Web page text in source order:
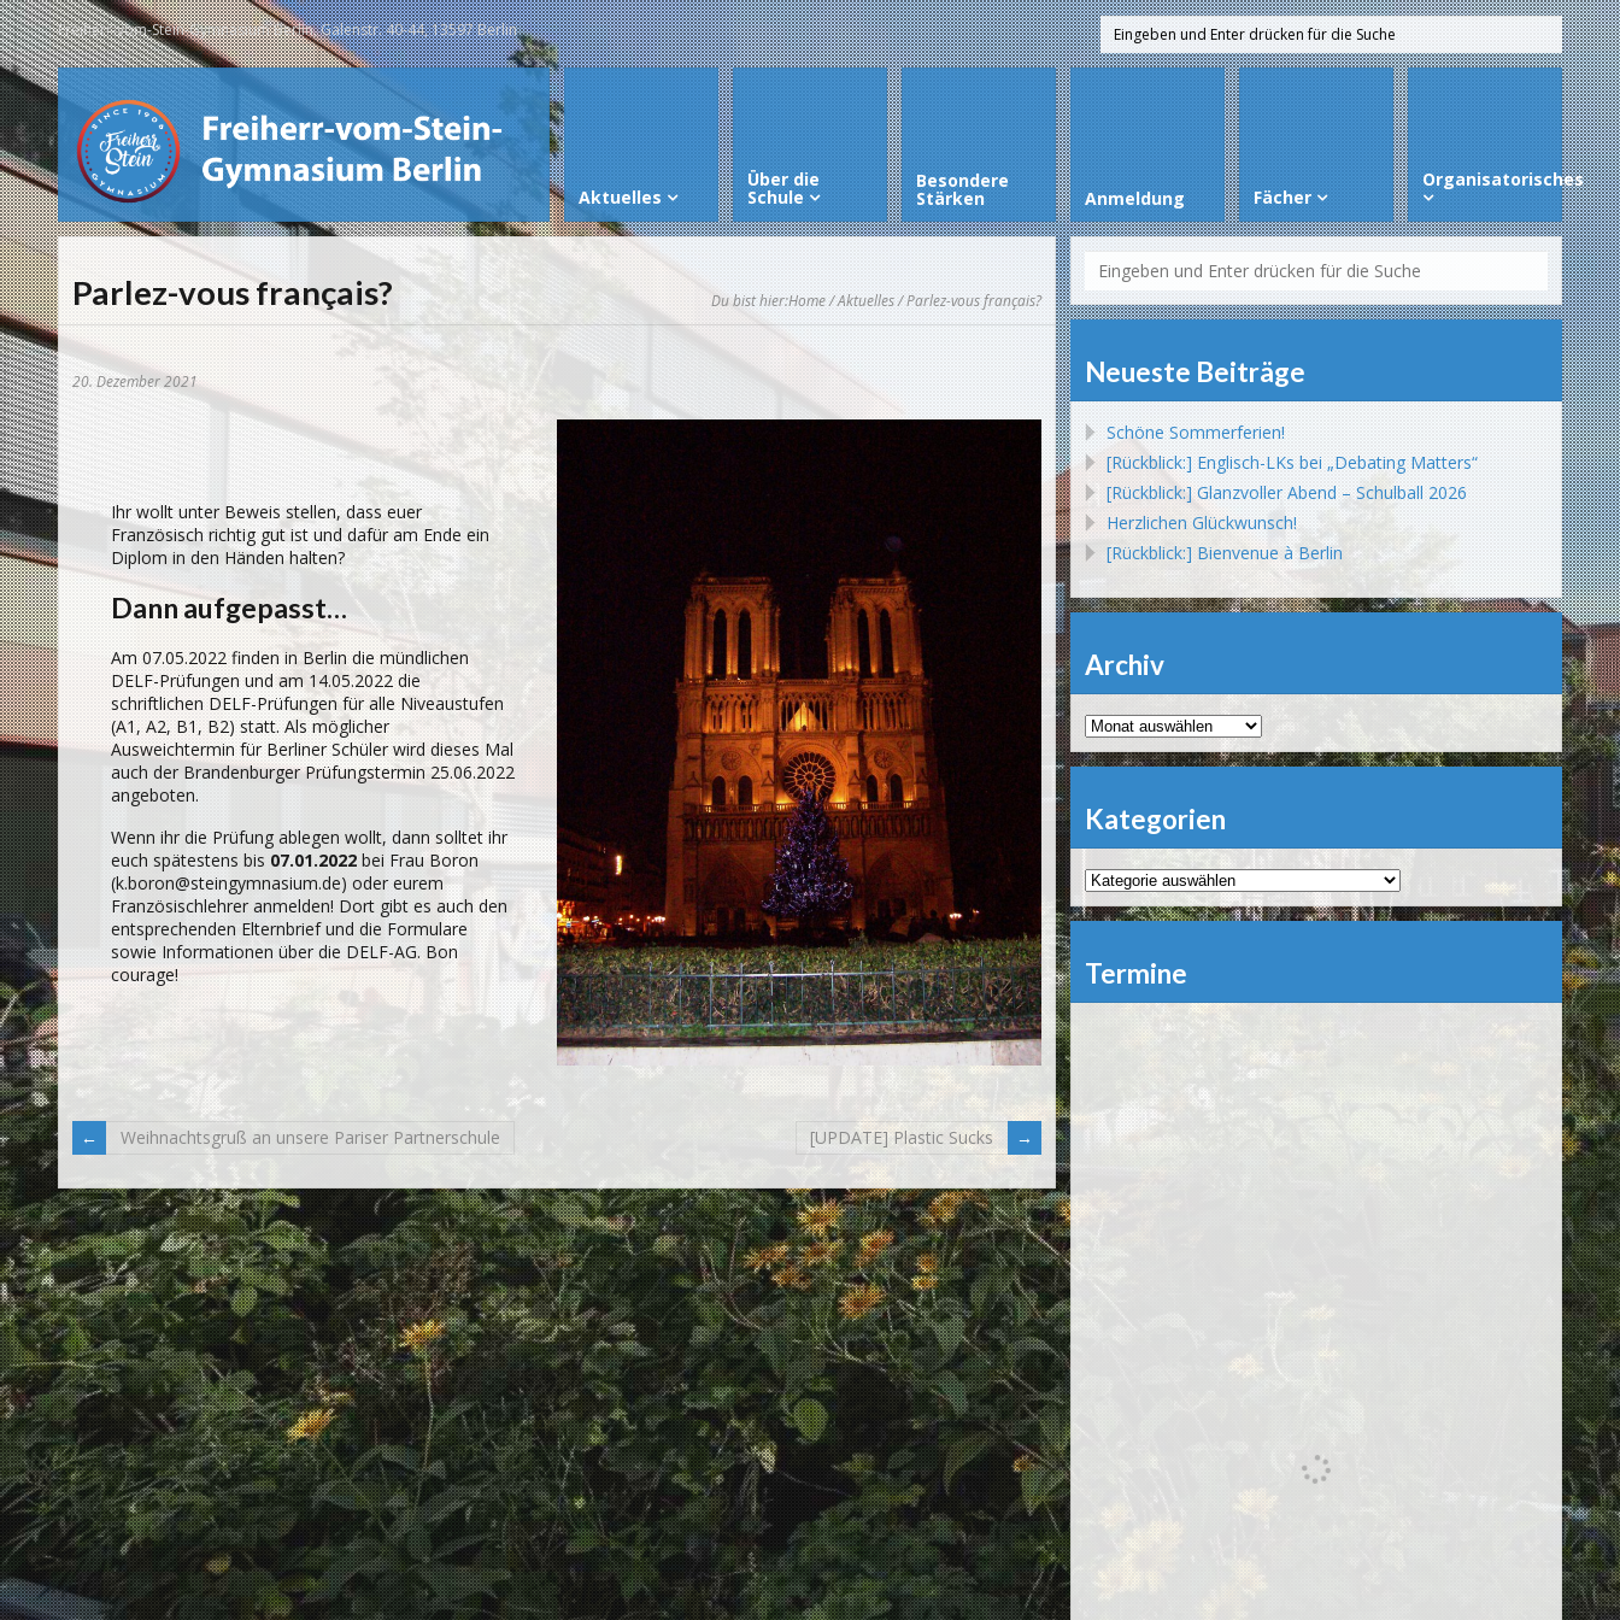
Freiherr-vom-Stein-Gymnasium Berlin, Galenstr. 40-44, 13597 Berlin
Aktuelles
Über die
Schule
Besondere
Stärken Anmeldung Fächer
Organisatorisches
Parlez-vous français? Du bist hier:Home/Aktuelles/ Parlez-vous français?
20. Dezember 2021
Ihr wollt unter Beweis stellen, dass euer
Französisch richtig gut ist und dafür am Ende ein
Diplom in den Händen halten?
Dann aufgepasst…
Am 07.05.2022 finden in Berlin die mündlichen
DELF-Prüfungen und am 14.05.2022 die
schriftlichen DELF-Prüfungen für alle Niveaustufen
(A1, A2, B1, B2) statt. Als möglicher
Ausweichtermin für Berliner Schüler wird dieses Mal
auch der Brandenburger Prüfungstermin 25.06.2022
angeboten.
Wenn ihr die Prüfung ablegen wollt, dann solltet ihr
euch spätestens bis 07.01.2022 bei Frau Boron
(k.boron@steingymnasium.de) oder eurem
Französischlehrer anmelden! Dort gibt es auch den
entsprechenden Elternbrief und die Formulare
sowie Informationen über die DELF-AG. Bon
courage!
Weihnachtsgruß an unsere Pariser Partnerschule [UPDATE] Plastic Sucks
Neueste Beiträge
Schöne Sommerferien!
[Rückblick:] Englisch-LKs bei „Debating Matters“
[Rückblick:] Glanzvoller Abend – Schulball 2026
Herzlichen Glückwunsch!
[Rückblick:] Bienvenue à Berlin
Archiv
Archiv
Kategorien
Kategorien
Termine